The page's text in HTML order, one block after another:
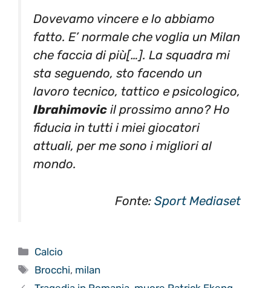
Dovevamo vincere e lo abbiamo
fatto. E’ normale che voglia un Milan
che faccia di più[…]. La squadra mi
sta seguendo, sto facendo un
lavoro tecnico, tattico e psicologico,
Ibrahimovic il prossimo anno? Ho
fiducia in tutti i miei giocatori
attuali, per me sono i migliori al
mondo.
Fonte: Sport Mediaset
Categorie
Calcio
Tag
Brocchi, milan